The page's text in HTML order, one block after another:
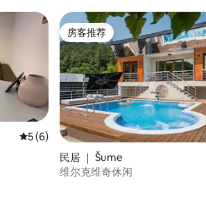
平均评分 5 分（满分 5 分），共 6 条评价
5 (6)
房客推荐
房客推荐
民居 ｜ Šume
维尔克维奇休闲